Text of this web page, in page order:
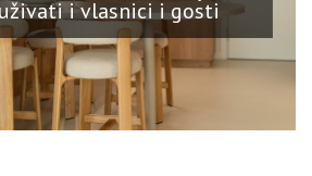
i vlasnici i gosti